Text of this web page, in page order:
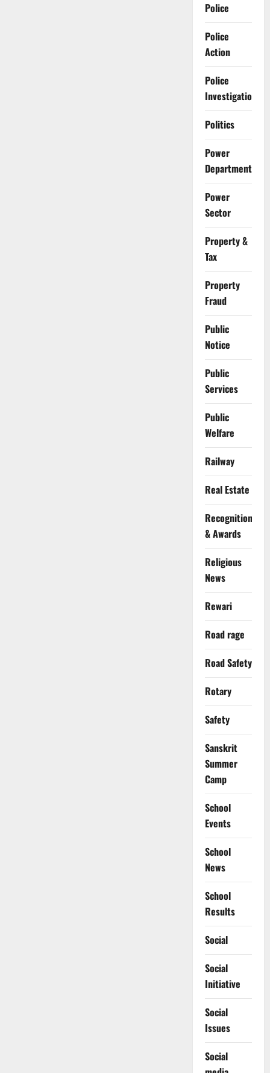
Police
Police
Action
Police
Investigation
Politics
Power
Department
Power
Sector
Property &
Tax
Property
Fraud
Public
Notice
Public
Services
Public
Welfare
Railway
Real Estate
Recognition
& Awards
Religious
News
Rewari
Road rage
Road Safety
Rotary
Safety
Sanskrit
Summer
Camp
School
Events
School
News
School
Results
Social
Social
Initiative
Social
Issues
Social